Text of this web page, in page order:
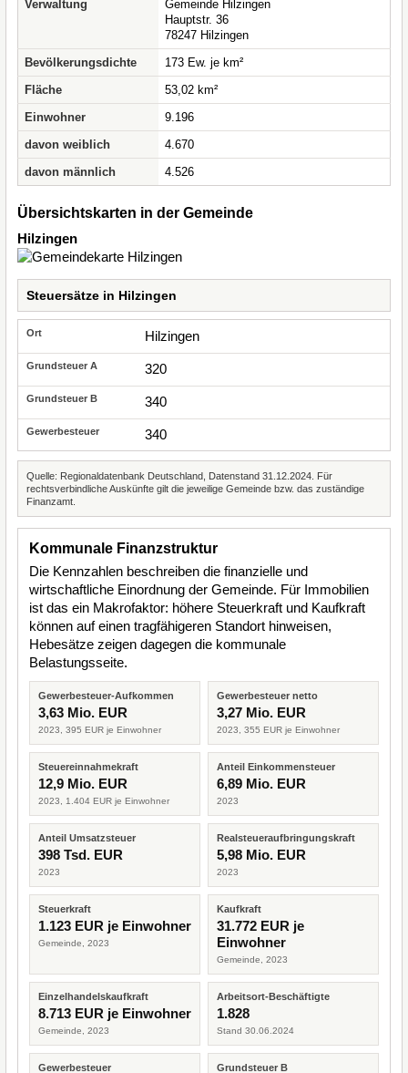
Verwaltung
Gemeinde Hilzingen
Hauptstr. 36
78247 Hilzingen
Bevölkerungsdichte
173 Ew. je km²
Fläche
53,02 km²
Einwohner
9.196
davon weiblich
4.670
davon männlich
4.526
Übersichtskarten in der Gemeinde
Hilzingen
Steuersätze in Hilzingen
Hilzingen
320
340
340
Quelle: Regionaldatenbank Deutschland, Datenstand 31.12.2024. Für
rechtsverbindliche Auskünfte gilt die jeweilige Gemeinde bzw. das zuständige
Finanzamt.
Kommunale Finanzstruktur
Die Kennzahlen beschreiben die finanzielle und
wirtschaftliche Einordnung der Gemeinde. Für Immobilien
ist das ein Makrofaktor: höhere Steuerkraft und Kaufkraft
können auf einen tragfähigeren Standort hinweisen,
Hebesätze zeigen dagegen die kommunale
Belastungsseite.
Gewerbesteuer-Aufkommen
3,63 Mio. EUR
2023, 395 EUR je Einwohner
Gewerbesteuer netto
3,27 Mio. EUR
2023, 355 EUR je Einwohner
Steuereinnahmekraft
12,9 Mio. EUR
2023, 1.404 EUR je Einwohner
Anteil Einkommensteuer
6,89 Mio. EUR
2023
Anteil Umsatzsteuer
398 Tsd. EUR
2023
Realsteueraufbringungskraft
5,98 Mio. EUR
2023
Steuerkraft
1.123 EUR je Einwohner
Gemeinde, 2023
Kaufkraft
31.772 EUR je
Einwohner
Gemeinde, 2023
Einzelhandelskaufkraft
8.713 EUR je Einwohner
Gemeinde, 2023
Arbeitsort-Beschäftigte
1.828
Stand 30.06.2024
Gewerbesteuer Grundsteuer B